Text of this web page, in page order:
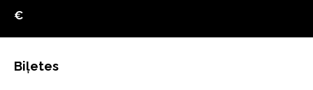
€
Biļetes